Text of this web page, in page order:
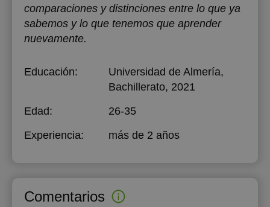
comparaciones y distinciones entre lo que ya
sabemos y lo que tenemos que aprender
nuevamente.
Educación: Universidad de Almería,
Bachillerato, 2021
Edad:
26-35
Experiencia:
más de 2 años
Comentarios